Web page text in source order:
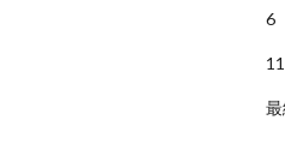
6
11
最